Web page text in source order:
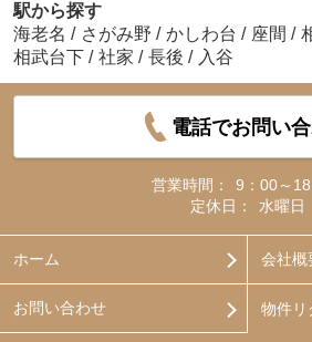
駅から探す
海老名 / さがみ野 / かしわ台 / 座間 /
相武台下 / 社家 / 長後 / 入谷
電話でお問い
営業時間：
9：00～
定休日：
水曜日
ホーム 会社概
お問い合わせ 物件リ